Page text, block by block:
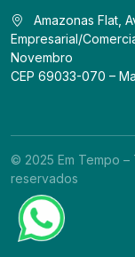
Amazonas Flat,
Empresarial/
Novembro
CEP 69033-070 –
© 2025 Em Tempo
reservados